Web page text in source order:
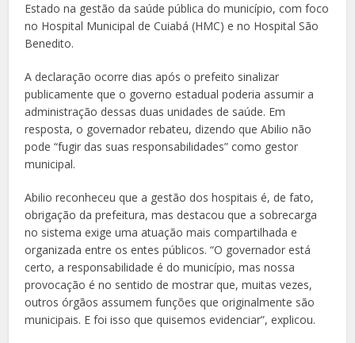
Estado na gestão da saúde pública do município, com foco
no Hospital Municipal de Cuiabá (HMC) e no Hospital São
Benedito.
A declaração ocorre dias após o prefeito sinalizar
publicamente que o governo estadual poderia assumir a
administração dessas duas unidades de saúde. Em
resposta, o governador rebateu, dizendo que Abilio não
pode “fugir das suas responsabilidades” como gestor
municipal.
Abilio reconheceu que a gestão dos hospitais é, de fato,
obrigação da prefeitura, mas destacou que a sobrecarga
no sistema exige uma atuação mais compartilhada e
organizada entre os entes públicos. “O governador está
certo, a responsabilidade é do município, mas nossa
provocação é no sentido de mostrar que, muitas vezes,
outros órgãos assumem funções que originalmente são
municipais. E foi isso que quisemos evidenciar”, explicou.